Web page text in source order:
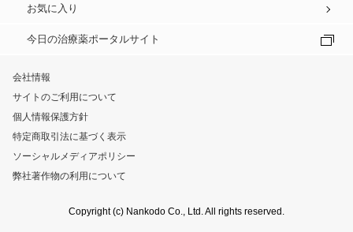
お気に入り
今日の治療薬ポータルサイト
会社情報
サイトのご利用について
個人情報保護方針
特定商取引法に基づく表示
ソーシャルメディアポリシー
弊社著作物の利用について
Copyright (c) Nankodo Co., Ltd. All rights reserved.